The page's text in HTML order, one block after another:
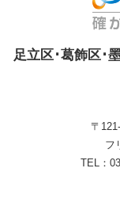
足立区･葛飾区･
〒
フ
TEL：